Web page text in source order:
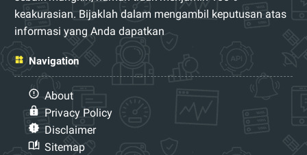
keakurasian. Bijaklah dalam mengambil keputusan atas
informasi yang Anda dapatkan
Navigation
About
Privacy Policy
Disclaimer
Sitemap